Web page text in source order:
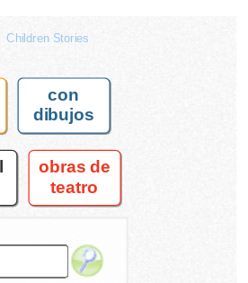
Children Stories
con
dibujos
obras de
teatro